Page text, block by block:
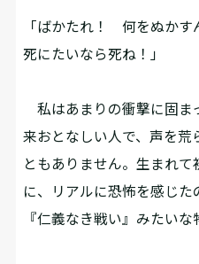
「ばかたれ！ 何をぬか
死にたいなら死ね！」
私はあまりの衝撃に固ま
来おとなしい人で、声を荒
ともありません。生まれ
に、リアルに恐怖を感じ
『仁義なき戦い』みたい